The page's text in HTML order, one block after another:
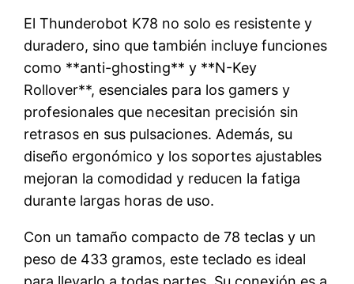
El Thunderobot K78 no solo es resistente y
duradero, sino que también incluye funciones
como **anti-ghosting** y **N-Key
Rollover**, esenciales para los gamers y
profesionales que necesitan precisión sin
retrasos en sus pulsaciones. Además, su
diseño ergonómico y los soportes ajustables
mejoran la comodidad y reducen la fatiga
durante largas horas de uso.
Con un tamaño compacto de 78 teclas y un
peso de 433 gramos, este teclado es ideal